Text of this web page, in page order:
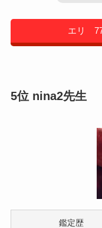
エリ
5位 nina2先生
鑑定歴